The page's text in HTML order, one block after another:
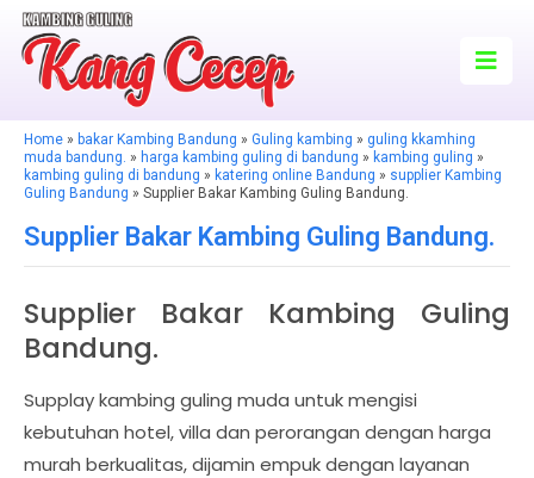
Home » bakar Kambing Bandung » Guling kambing » guling kkamhing
muda bandung. » harga kambing guling di bandung » kambing guling »
kambing guling di bandung » katering online Bandung » supplier Kambing
Guling Bandung » Supplier Bakar Kambing Guling Bandung.
Supplier Bakar Kambing Guling Bandung.
Supplier Bakar Kambing Guling
Bandung.
Supplay kambing guling muda untuk mengisi
kebutuhan hotel, villa dan perorangan dengan harga
murah berkualitas, dijamin empuk dengan layanan